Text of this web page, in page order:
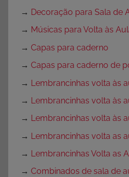
→ Decoração para Sala de
→ Músicas para Volta às
→ Capas para caderno
→ Capas para caderno de
→ Lembrancinhas volta às
→ Lembrancinhas volta às
→ Lembrancinhas volta às
→ Lembrancinhas volta as
→ Lembrancinhas Volta as
→ Combinados de sala de